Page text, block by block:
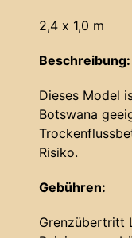
2,4 x 1,0 m
Beschreibung:
Dieses Model
Botswana
Risiko.
Gebühren:
Grenzübertritt